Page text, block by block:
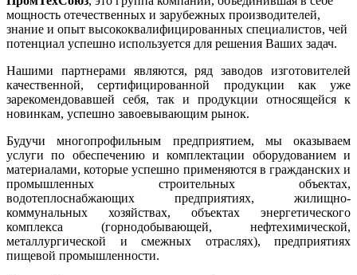
мощность отечественных и зарубежных производителей,
знание и опыт высококвалифицированных специалистов, чей
потенциал успешно используется для решения Ваших задач.
Нашими партнерами являются, ряд заводов изготовителей
качественной, сертифицированной продукции как уже
зарекомендовавшей себя, так и продукции относящейся к
новинкам, успешно завоевывающим рынок.
Будучи многопрофильным предприятием, мы оказываем
услуги по обеспечению и комплектации оборудованием и
материалами, которые успешно применяются в гражданских и
промышленных строительных объектах,
водотеплоснабжающих предприятиях, жилищно-
коммунальных хозяйствах, объектах энергетического
комплекса (горнодобывающей, нефтехимической,
металлургической и смежных отраслях), предприятиях
пищевой промышленности.